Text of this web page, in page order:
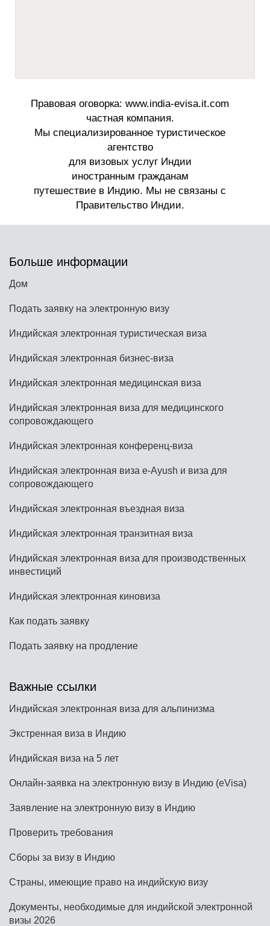
Больше информации
Дом
Подать заявку на электронную визу
Индийская электронная туристическая виза
Индийская электронная бизнес-виза
Индийская электронная медицинская виза
Индийская электронная виза для медицинского
сопровождающего
Индийская электронная конференц-виза
Индийская электронная виза e-Ayush и виза для
сопровождающего
Индийская электронная въездная виза
Индийская электронная транзитная виза
Индийская электронная виза для производственных
инвестиций
Индийская электронная киновиза
Как подать заявку
Подать заявку на продление
Важные ссылки
Индийская электронная виза для альпинизма
Экстренная виза в Индию
Индийская виза на 5 лет
Онлайн-заявка на электронную визу в Индию (eVisa)
Заявление на электронную визу в Индию
Проверить требования
Сборы за визу в Индию
Страны, имеющие право на индийскую визу
Документы, необходимые для индийской электронной
визы 2026